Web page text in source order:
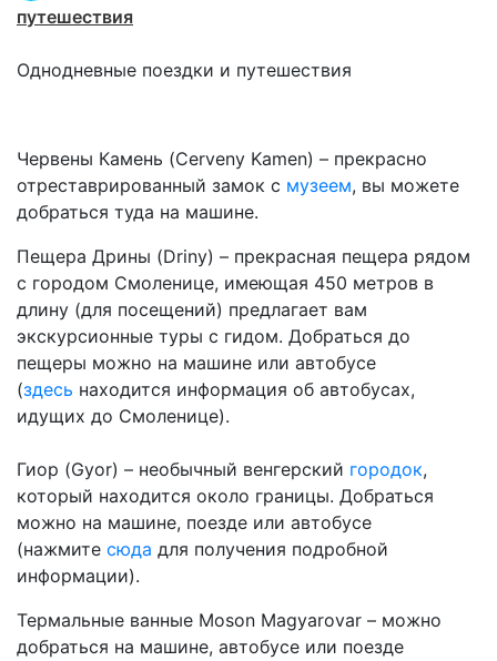
путешествия
Однодневные поездки и путешествия
Червены Камень (Cerveny Kamen) – прекрасно
отреставрированный замок с музеем, вы можете
добраться туда на машине.
Пещера Дрины (Driny) – прекрасная пещера рядом
с городом Смоленице, имеющая 450 метров в
длину (для посещений) предлагает вам
экскурсионные туры с гидом. Добраться до
пещеры можно на машине или автобусе
(здесь находится информация об автобусах,
идущих до Смоленице).
Гиор (Gyor) – необычный венгерский городок,
который находится около границы. Добраться
можно на машине, поезде или автобусе
(нажмите сюда для получения подробной
информации).
Термальные ванные Moson Magyarovar – можно
добраться на машине, автобусе или поезде